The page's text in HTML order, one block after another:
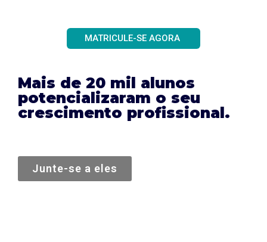
MATRICULE-SE AGORA
Mais de 20 mil alunos
potencializaram o seu
crescimento profissional.
Junte-se a eles